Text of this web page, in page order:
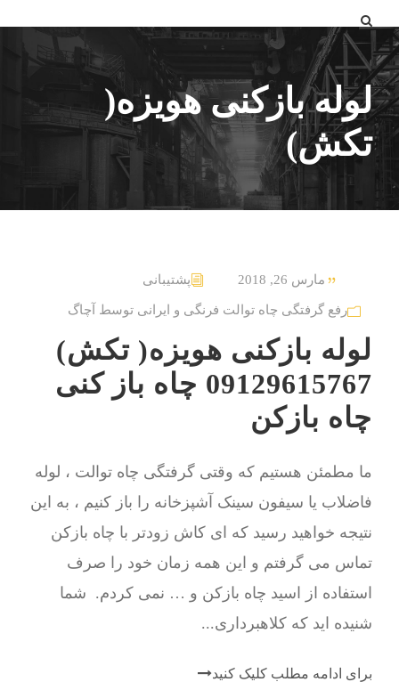
لوله بازکنی هویزه(
تکش)
مارس 26, 2018 پشتیبانی
رفع گرفتگی چاه توالت فرنگی و ایرانی توسط آچاگ
لوله بازکنی هویزه( تکش)
09129615767 چاه باز کنی
چاه بازکن
ما مطمئن هستیم که وقتی گرفتگی چاه توالت ، لوله
فاضلاب یا سیفون سینک آشپزخانه را باز کنیم ، به این
نتیجه خواهید رسید که ای کاش زودتر با چاه بازکن
تماس می گرفتم و این همه زمان خود را صرف
استفاده از اسید چاه بازکن و … نمی کردم. شما
شنیده اید که کلاهبرداری...
برای ادامه مطلب کلیک کنید